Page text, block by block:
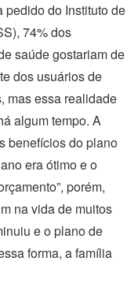
pedido do Instituto de
74% dos
saúde gostariam de
dos usuários de
mas essa realidade
algum tempo. A
benefícios do plano
era ótimo e o
porém,
na vida de muitos
e o plano de
forma, a família